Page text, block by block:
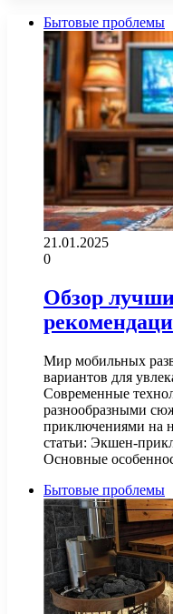
Бытовые проблемы
21.01.2025
0
Обзор
Мир мобильных
вариантов для
Современные
разнообразными
приключениями на
статьи: Экшен-
Основные
Бытовые проблемы